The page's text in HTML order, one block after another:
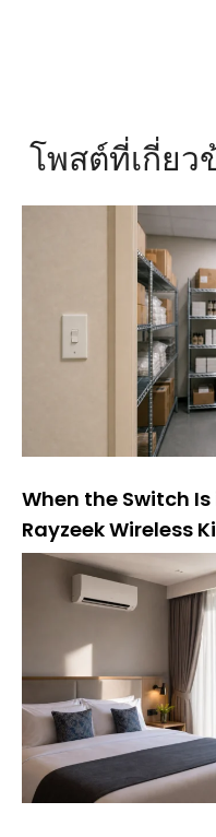
โพสต์ที่เกี่ยว
When the Switch
Rayzeek Wireless